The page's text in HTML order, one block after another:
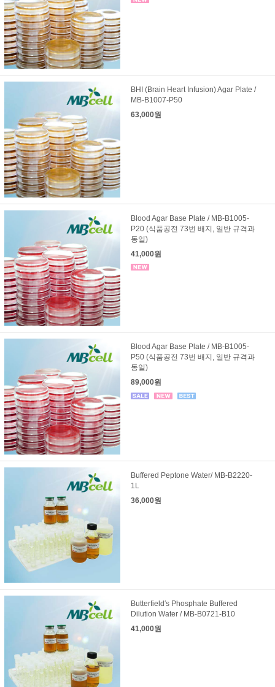
BHI (Brain Heart Infusion) Agar Plate /
MB-B1007-P50
63,000원
Blood Agar Base Plate / MB-B1005-
P20 (식품공전 73번 배지, 일반 규격과
동일)
41,000원
Blood Agar Base Plate / MB-B1005-
P50 (식품공전 73번 배지, 일반 규격과
동일)
89,000원
Buffered Peptone Water/ MB-B2220-
1L
36,000원
Butterfield′s Phosphate Buffered
Dilution Water / MB-B0721-B10
41,000원